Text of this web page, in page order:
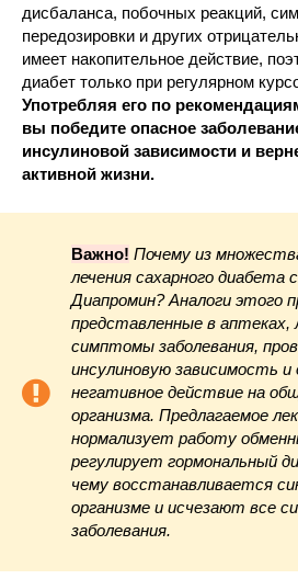
дисбаланса, побочных реакций,
передозировки и других
имеет накопительное действие,
диабет только при регулярном
Употребляя его по
вы победите опасное
инсулиновой зависимости и
активной жизни.
Важно! Почему из
лечения сахарного
Диапромин? Аналоги этого
представленные в
симптомы заболевания,
инсулиновую зависимость
негативное действие на
организма. Предлагаемое
нормализует работу
регулирует гормональный
чему восстанавливается
организме и исчезают все
заболевания.